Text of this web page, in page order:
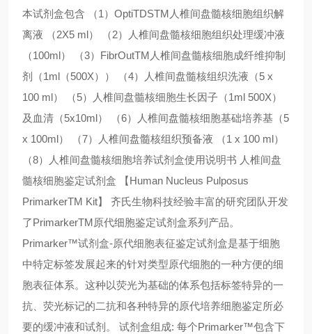
本试剂盒包含 （1）OptiTDSTM人椎间盘髓核细胞组织解
离液 （2X5 ml） （2）人椎间盘髓核细胞组织处理缓冲液
（100ml） （3）FibrOutTM人椎间盘髓核细胞成纤维抑制
剂（1ml（500X）） （4）人椎间盘髓核组织洗液（5 x
100 ml） （5）人椎间盘髓核细胞生长因子（1ml 500X）
及血清（5x10ml） （6）人椎间盘髓核细胞基础培养基（5
x 100ml） （7）人椎间盘髓核组织预备液 （1 x 100 ml）
（8）人椎间盘髓核细胞培养试剂盒使用说明书 人椎间盘
髓核细胞鉴定试剂盒 【Human Nucleus Pulposus
PrimarkerTM Kit】 齐氏生物科技经验丰富的研究团队开发
了PrimarkerTM原代细胞鉴定试剂盒系列产品。
Primarker™试剂盒-原代细胞表征鉴定试剂盒是基于细胞
中特定标签发展起来的针对类型原代细胞的一种方便的细
胞表征体系。这种以荧光为基础的体系包括标签特异的一
抗、荧光标记的二抗和各种特异的原代培养细胞鉴定所必
要的缓冲液和试剂。 试剂盒组成: 每个Primarker™包含下